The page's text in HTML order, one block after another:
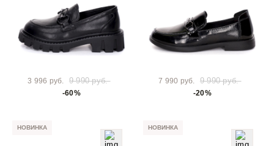
3 996 руб. 9 990 руб.
-60%
7 990 руб. 9 990 руб.
-20%
НОВИНКА НОВИНКА